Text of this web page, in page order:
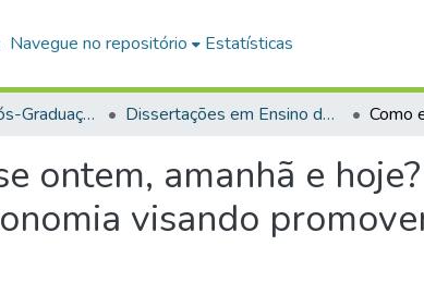
Navegue no repositório Estatísticas
Programa de Pós-Graduação em Mestrado Nacional Profissional em Ensino de Física (MNPEF) Dissertações em Ensino de Física (Mestrado Profissional)
ontem, amanhã e
visando